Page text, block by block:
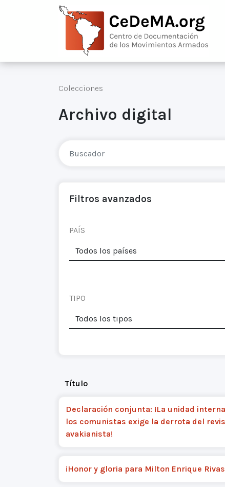
Colecciones
Archivo digital
Filtros avanzados
PAÍS
TIPO
Título
Declaración conjunta: ¡La unidad
los comunistas exige la derrota del
avakianista!
¡Honor y gloria para Milton Enrique